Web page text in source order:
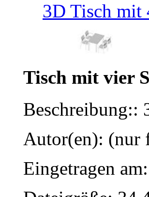
3D Tisch mit
Tisch mit vier
Beschreibung::
Autor(en): (nur
Eingetragen